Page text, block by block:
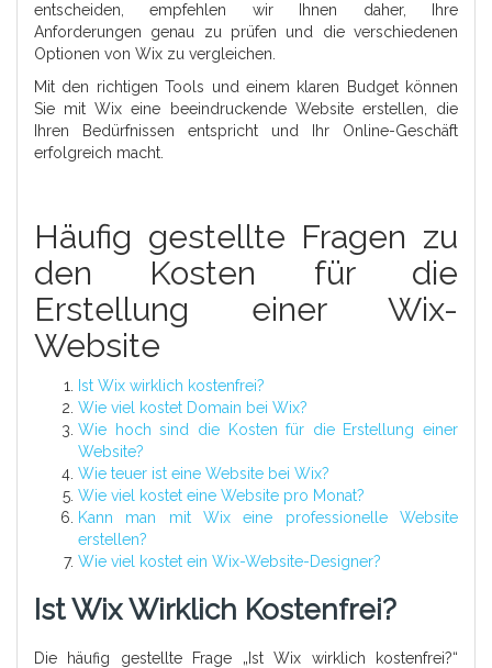
entscheiden, empfehlen wir Ihnen daher, Ihre
Anforderungen genau zu prüfen und die verschiedenen
Optionen von Wix zu vergleichen.
Mit den richtigen Tools und einem klaren Budget können
Sie mit Wix eine beeindruckende Website erstellen, die
Ihren Bedürfnissen entspricht und Ihr Online-Geschäft
erfolgreich macht.
Häufig gestellte Fragen zu
den Kosten für die
Erstellung einer Wix-
Website
Ist Wix wirklich kostenfrei?
Wie viel kostet Domain bei Wix?
Wie hoch sind die Kosten für die Erstellung einer
Website?
Wie teuer ist eine Website bei Wix?
Wie viel kostet eine Website pro Monat?
Kann man mit Wix eine professionelle Website
erstellen?
Wie viel kostet ein Wix-Website-Designer?
Ist Wix Wirklich Kostenfrei?
Die häufig gestellte Frage „Ist Wix wirklich kostenfrei?“